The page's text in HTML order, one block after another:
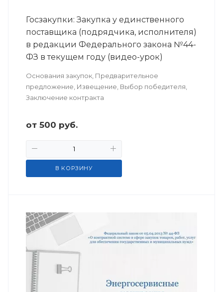
Госзакупки: Закупка у единственного
поставщика (подрядчика, исполнителя)
в редакции Федерального закона №44-
ФЗ в текущем году (видео-урок)
Основания закупок, Предварительное
предложение, Извещение, Выбор победителя,
Заключение контракта
от 500 руб.
В КОРЗИНУ